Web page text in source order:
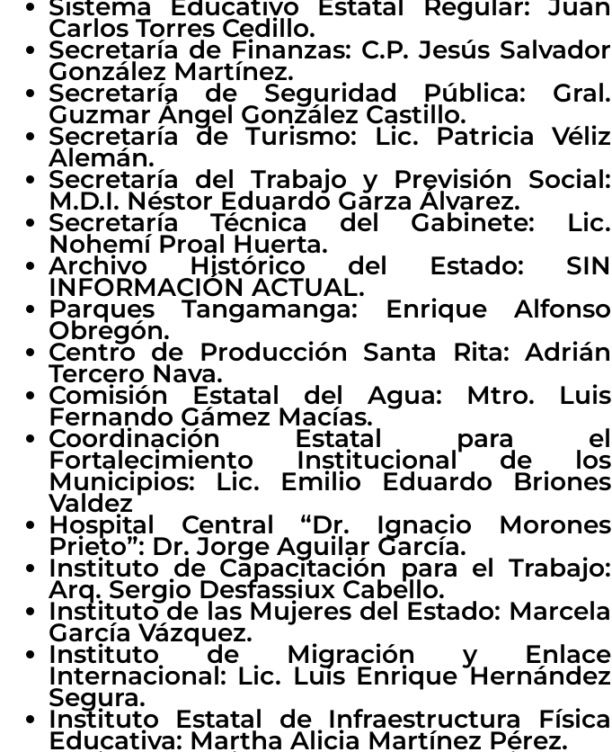
Sistema Educativo Estatal Regular: Juan
Carlos Torres Cedillo.
Secretaría de Finanzas: C.P. Jesús Salvador
González Martínez.
Secretaría de Seguridad Pública: Gral.
Guzmar Ángel González Castillo.
Secretaría de Turismo: Lic. Patricia Véliz
Alemán.
Secretaría del Trabajo y Previsión Social:
M.D.I. Néstor Eduardo Garza Álvarez.
Secretaría Técnica del Gabinete: Lic.
Nohemí Proal Huerta.
Archivo Histórico del Estado: SIN
INFORMACIÓN ACTUAL.
Parques Tangamanga: Enrique Alfonso
Obregón.
Centro de Producción Santa Rita: Adrián
Tercero Nava.
Comisión Estatal del Agua: Mtro. Luis
Fernando Gámez Macías.
Coordinación Estatal para el
Fortalecimiento Institucional de los
Municipios: Lic. Emilio Eduardo Briones
Valdez
Hospital Central “Dr. Ignacio Morones
Prieto”: Dr. Jorge Aguilar García.
Instituto de Capacitación para el Trabajo:
Arq. Sergio Desfassiux Cabello.
Instituto de las Mujeres del Estado: Marcela
García Vázquez.
Instituto de Migración y Enlace
Internacional: Lic. Luis Enrique Hernández
Segura.
Instituto Estatal de Infraestructura Física
Educativa: Martha Alicia Martínez Pérez.